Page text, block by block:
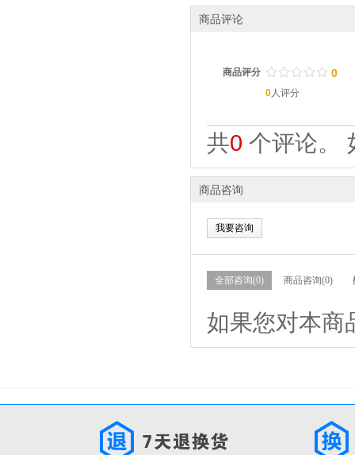
商品评论
商品评分 / / / / /
. . . . . 0
0人评分
共0 个评论。
商品咨询
我要咨询
全部咨询(0) 商品咨询(0)
如果您对本商